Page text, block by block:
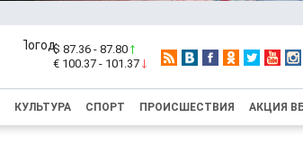
$ 87.36 - 87.80
€ 100.37 - 101.37
КУЛЬТУРА СПОРТ ПРОИСШЕСТВИЯ АКЦИЯ